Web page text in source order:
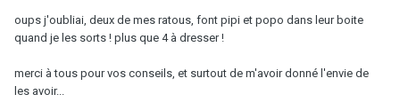
oups j'oubliai, deux de mes ratous, font pipi et popo dans leur boite
quand je les sorts ! plus que 4 à dresser !
merci à tous pour vos conseils, et surtout de m'avoir donné l'envie de
les avoir...